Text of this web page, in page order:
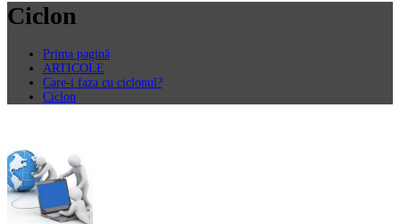
Ciclon
Prima pagină
ARTICOLE
Care-i faza cu ciclonul?
Ciclon